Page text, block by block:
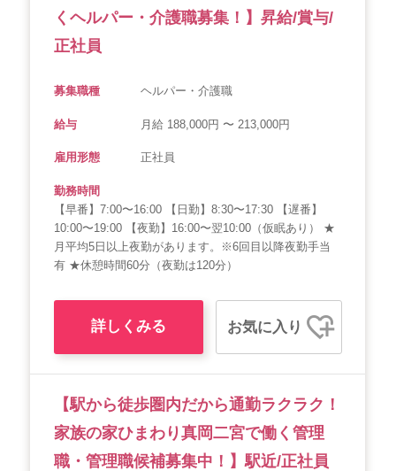
くヘルパー・介護職募集！】昇給/賞与/
正社員
募集職種 ヘルパー・介護職
給与 月給 188,000円 〜 213,000円
雇用形態 正社員
勤務時間
【早番】7:00〜16:00 【日勤】8:30〜17:30 【遅番】
10:00〜19:00 【夜勤】16:00〜翌10:00（仮眠あり） ★
月平均5日以上夜勤があります。※6回目以降夜勤手当
有 ★休憩時間60分（夜勤は120分）
詳しくみる お気に入り
【駅から徒歩圏内だから通勤ラクラク！
家族の家ひまわり真岡二宮で働く管理
職・管理職候補募集中！】駅近/正社員